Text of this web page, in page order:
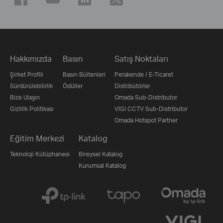
Hakkımızda
Şirket Profili
Sürdürülebilirlik
Bize Ulaşın
Gizlilik Politikası
Basın
Basın Bültenleri
Ödüller
Satış Noktaları
Perakende / E-Ticaret
Distribütörler
Omada Sub-Distributor
VIGI CCTV Sub-Distributor
Omada Hotspot Partner
Eğitim Merkezi
Teknoloji Kütüphanesi
Katalog
Bireysel Katalog
Kurumsal Katalog